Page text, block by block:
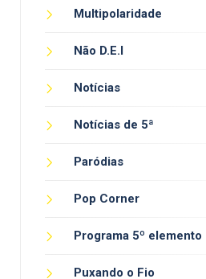
Multipolaridade
Não D.E.I
Notícias
Notícias de 5ª
Paródias
Pop Corner
Programa 5º elemento
Puxando o Fio